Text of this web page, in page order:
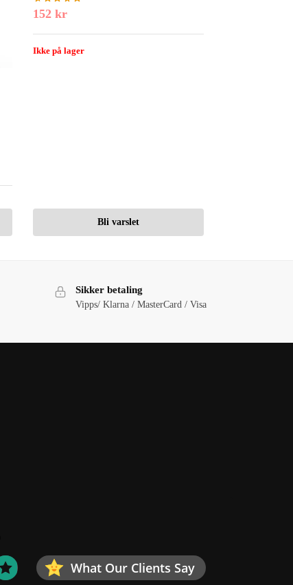
152kr
Ikke på lager
Bli varslet
Sikker betaling
Vipps/ Klarna / MasterCard / Visa
What Our Clients Say